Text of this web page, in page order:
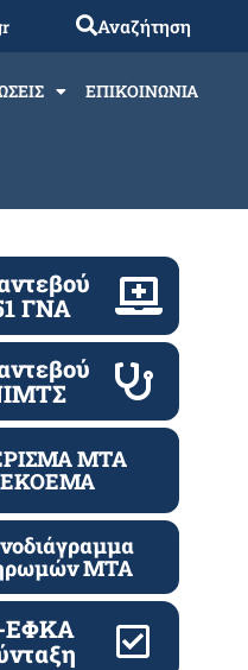
Αναζήτηση
ΕΠΙΚΟΙΝΩΝΙΑ
ΓΝΑ
ΜΤΑ
ΕΚΟΕΜΑ
ΜΤΑ
ΕΦΚΑ